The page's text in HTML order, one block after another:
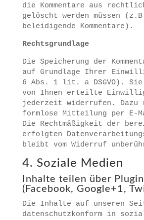
die Kommentare aus
gelöscht werden müssen
beleidigende Kommentare).
Rechtsgrundlage
Die Speicherung der
auf Grundlage Ihrer
6 Abs. 1 lit. a DSGVO). Sie
von Ihnen erteilte
jederzeit widerrufen. Dazu
formlose Mitteilung per E-
Die Rechtmäßigkeit der
erfolgten
bleibt vom Widerruf
4. Soziale Medien
Inhalte teilen über
(Facebook, Google+1,
Die Inhalte auf unseren
datenschutzkonform in